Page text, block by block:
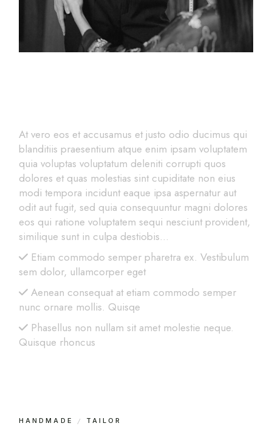
At vero eos et accusamus et justo odio ducimus qui
blanditiis praesentium atque enim ipsam voluptatem
quia voluptas voluptatum deleniti corrupti quos
dolores et quas molestias sint cupiditate non eius
modi tempora incidunt eaque ipsa aspernatur aut
odit aut fugit, sed quia consequuntur magni dolores
eos qui ratione voluptatem sequi nesciunt provident,
similique sunt in culpa destiobis…
Etiam commodo semper pharetra ex. Vestibulum
sem dolor, ullamcorper eget
Aenean consequat at etiam commodo semper
nunc ornare mollis. Quisqe
Phasellus non nullam sit amet molestie neque.
Quisque rhoncus
HANDMADE TAILOR